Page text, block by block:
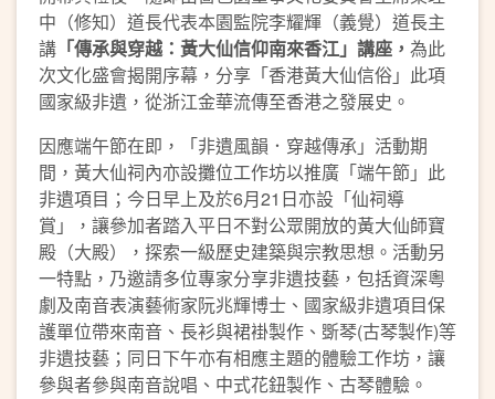
中（修知）道長代表本園監院李耀輝（義覺）道長主
講 「傳承與穿越：黃大仙信仰南來香江」講座， 為此
次文化盛會揭開序幕，分享「香港黃大仙信俗」此項
國家級非遺，從浙江金華流傳至香港之發展史。
因應端午節在即，「非遺風韻．穿越傳承」活動期
間，黃大仙祠內亦設攤位工作坊以推廣「端午節」此
非遺項目；今日早上及於6月21日亦設「仙祠導
賞」，讓參加者踏入平日不對公眾開放的黃大仙師寶
殿（大殿），探索一級歷史建築與宗教思想。活動另
一特點，乃邀請多位專家分享非遺技藝，包括資深粵
劇及南音表演藝術家阮兆輝博士、國家級非遺項目保
護單位帶來南音、長衫與裙褂製作、斲琴(古琴製作)等
非遺技藝；同日下午亦有相應主題的體驗工作坊，讓
參與者參與南音說唱、中式花鈕製作、古琴體驗。